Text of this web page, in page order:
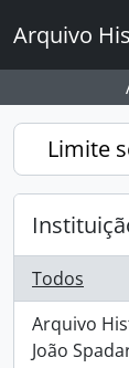
Arquivo
Limite
Todos
Arquivo
João
, 12